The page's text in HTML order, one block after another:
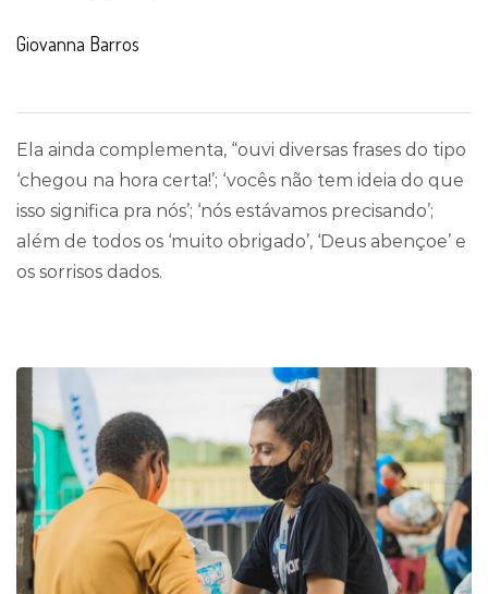
Giovanna Barros
Ela ainda complementa, “ouvi diversas frases do tipo
‘chegou na hora certa!’; ‘vocês não tem ideia do que
isso significa pra nós’; ‘nós estávamos precisando’;
além de todos os ‘muito obrigado’, ‘Deus abençoe’ e
os sorrisos dados.